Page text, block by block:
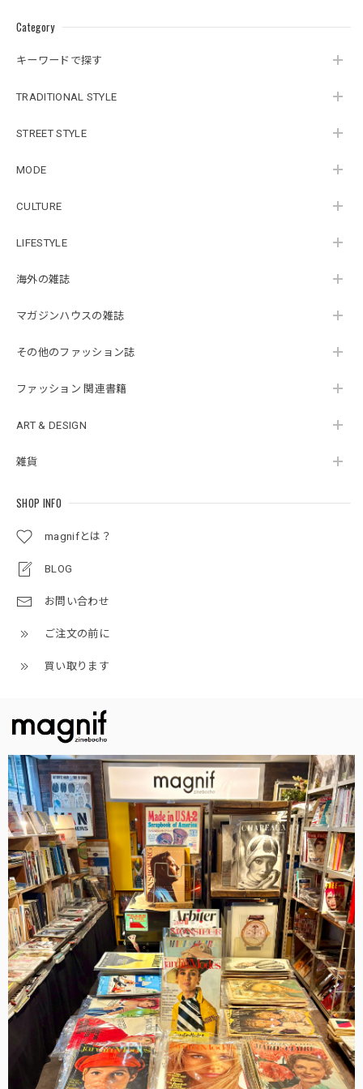
Category
キーワードで探す
TRADITIONAL STYLE
STREET STYLE
MODE
CULTURE
LIFESTYLE
海外の雑誌
マガジンハウスの雑誌
その他のファッション誌
ファッション 関連書籍
ART & DESIGN
雑貨
SHOP INFO
magnifとは？
BLOG
お問い合わせ
ご注文の前に
買い取ります